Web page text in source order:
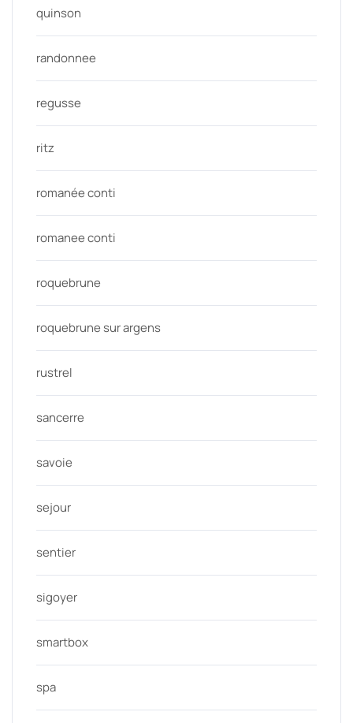
quinson
randonnee
regusse
ritz
romanée conti
romanee conti
roquebrune
roquebrune sur argens
rustrel
sancerre
savoie
sejour
sentier
sigoyer
smartbox
spa